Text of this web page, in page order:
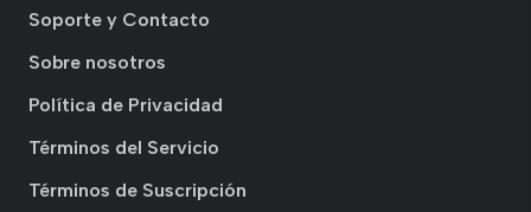
Soporte y Contacto
Sobre nosotros
Política de Privacidad
Términos del Servicio
Términos de Suscripción